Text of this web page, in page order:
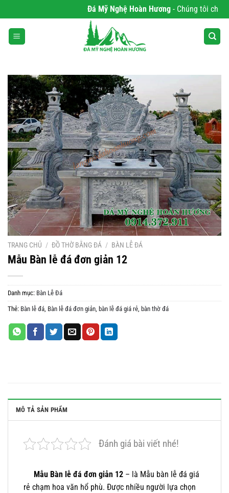
qua
nội
dung
Đá Mỹ Nghệ Hoàn Hương- Chúng tôi
TRANG CHỦ / ĐỒ THỜ BẰNG ĐÁ / BÀN LỄ ĐÁ
Mẫu Bàn lễ đá đơn giản 12
Danh mục: Bàn Lễ Đá
Thẻ: Bàn lễ đá, Bàn lễ đá đơn giản, bàn lễ đá giá rẻ, bàn thờ đá
MÔ TẢ SẢN PHẨM
Đánh giá bài viết nhé!
Mẫu Bàn lễ đá đơn giản 12 – là Mẫu bàn lễ đá giá
rẻ chạm hoa văn hổ phù. Được nhiều người lựa chọn